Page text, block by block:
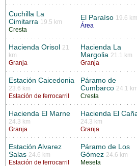
Cuchilla La
Cimitarra 19.5 km
Cresta
El Paraíso 19.6 km
Área
Hacienda Orisol 21
km
Granja
Hacienda La
Margolia 21.1 km
Granja
Estación Caicedonia
23.6 km
Estación de ferrocarril
Páramo de
Cumbarco 24.1 km
Cresta
Hacienda El Marne
24.3 km
Granja
Hacienda El
24.3 km
Granja
Estación Alvarez
Salas 24.6 km
Estación de ferrocarril
Páramo de Los
Gómez 24.6 km
Meseta